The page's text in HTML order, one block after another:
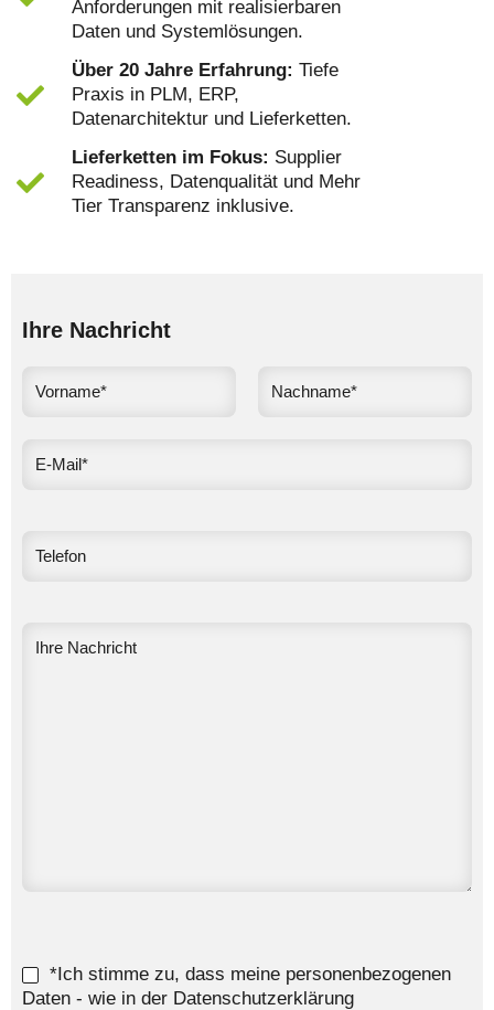
Anforderungen mit realisierbaren
Daten und Systemlösungen.
Über 20 Jahre Erfahrung: Tiefe
Praxis in PLM, ERP,
Datenarchitektur und Lieferketten.
Lieferketten im Fokus: Supplier
Readiness, Datenqualität und Mehr
Tier Transparenz inklusive.
Ihre Nachricht
*Ich stimme zu, dass meine personenbezogenen
Daten - wie in der Datenschutzerklärung